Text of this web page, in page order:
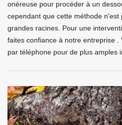
onéreuse pour procéder à un
cependant que cette méthode
grandes racines. Pour une
faites confiance à notre entreprise .
par téléphone pour de plus amples